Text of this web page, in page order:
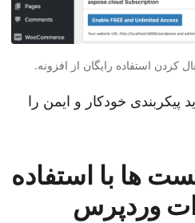
پیکربندی خودکار و ایمن را
ها با استفاده
وردپرس